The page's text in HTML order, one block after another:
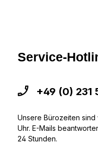
Service-
+49 (0) 231
Unsere Bürozeiten sind
Uhr. E-Mails
24 Stunden.